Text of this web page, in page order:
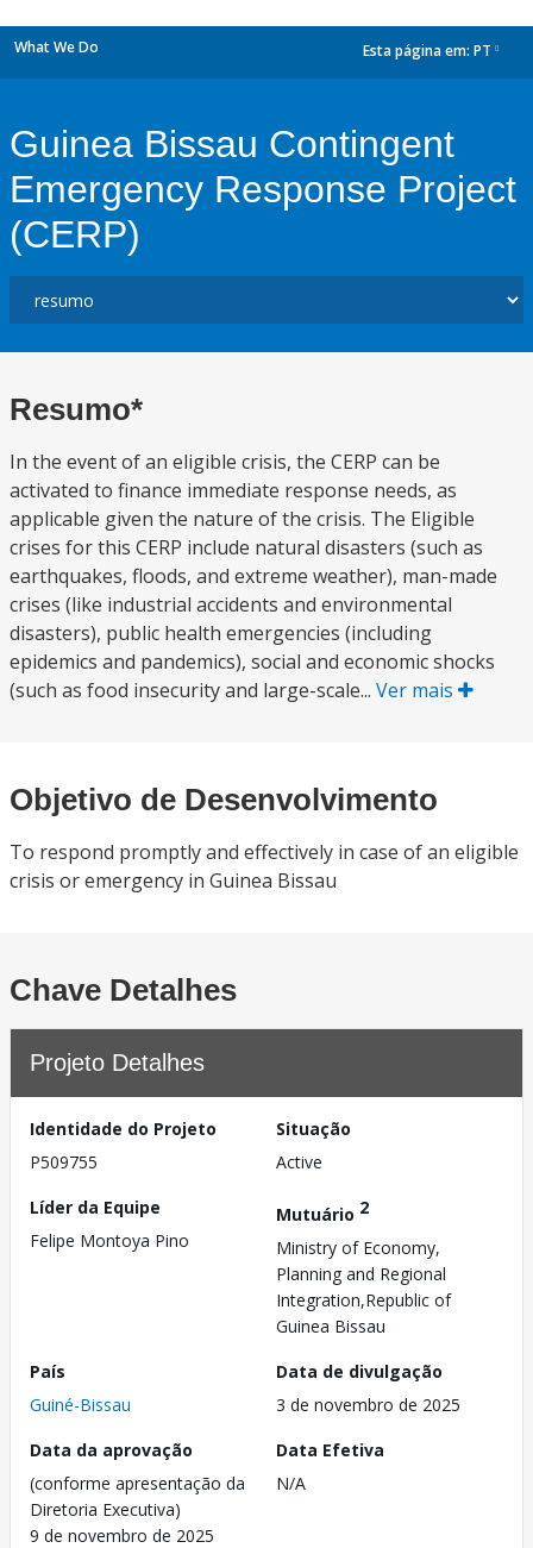
What We Do Esta página em: PT
Guinea Bissau Contingent
Emergency Response Project
(CERP)
Resumo*
In the event of an eligible crisis, the CERP can be
activated to finance immediate response needs, as
applicable given the nature of the crisis. The Eligible
crises for this CERP include natural disasters (such as
earthquakes, floods, and extreme weather), man-made
crises (like industrial accidents and environmental
disasters), public health emergencies (including
epidemics and pandemics), social and economic shocks
(such as food insecurity and large-scale... Ver mais
Objetivo de Desenvolvimento
To respond promptly and effectively in case of an eligible
crisis or emergency in Guinea Bissau
Chave Detalhes
Projeto Detalhes
Identidade do Projeto
P509755
Situação
Active
Líder da Equipe
Felipe Montoya Pino
Mutuário 2
Ministry of Economy,
Planning and Regional
Integration,Republic of
Guinea Bissau
País
Guiné-Bissau
Data de divulgação
3 de novembro de 2025
Data da aprovação
(conforme apresentação da
Diretoria Executiva)
9 de novembro de 2025
Data Efetiva
N/A